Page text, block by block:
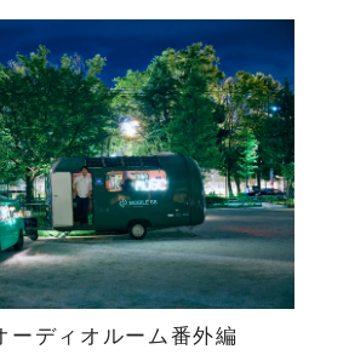
ーディオルーム番外編